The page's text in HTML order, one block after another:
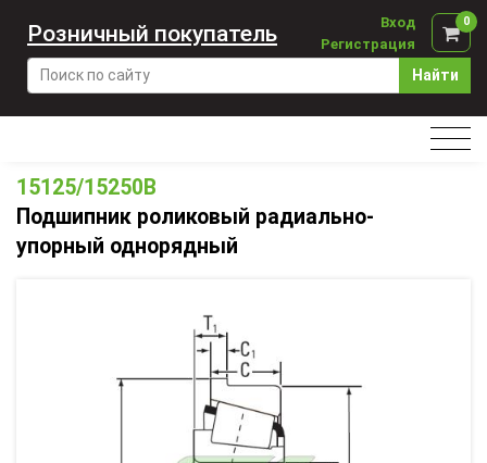
Найти
Вход
Регистрация
0
Розничный покупатель
15125/15250B
Подшипник роликовый радиально-
упорный однорядный